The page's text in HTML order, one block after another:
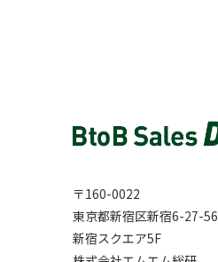
〒160-0022
東京都新宿区新宿6-27-56
新宿スクエア5F